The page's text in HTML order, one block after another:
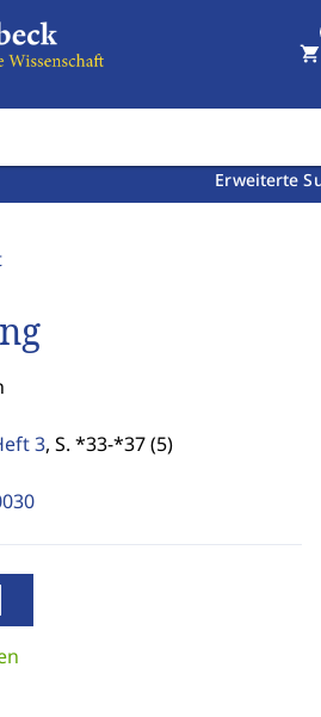
Erweiterte
shopping_cart
3, S. *33-*37 (5)